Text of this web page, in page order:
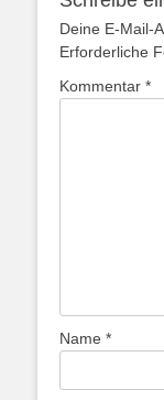
Deine E-Mail-
Erforderliche
Kommentar *
Name *